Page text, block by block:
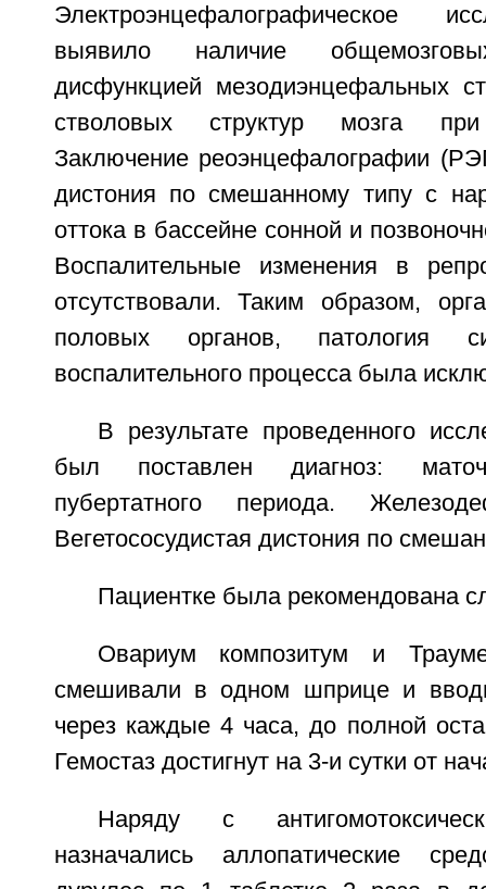
Электроэнцефалографическое
выявило наличие
дисфункцией мезодиэнцефальных
стволовых структур мозга при
Заключение реоэнцефалографии
дистония по смешанному типу с
оттока в бассейне сонной и
Воспалительные изменения в
отсутствовали. Таким образом,
половых органов, патология
воспалительного процесса была
В результате проведенного
был поставлен диагноз:
пубертатного периода.
Вегетососудистая дистония по
Пациентке была рекомендована
Овариум композитум и
смешивали в одном шприце и
через каждые 4 часа, до полной
Гемостаз достигнут на 3-и сутки от
Наряду с
назначались аллопатические